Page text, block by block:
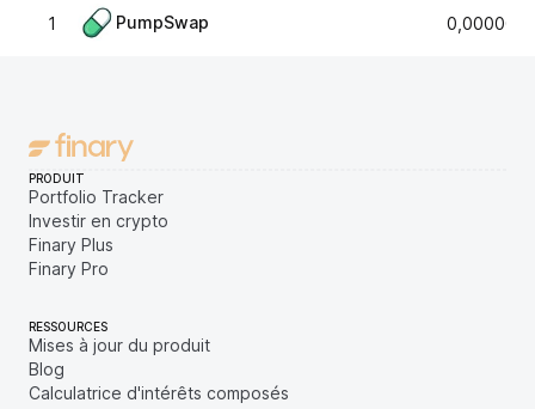
1 PumpSwap
PRODUIT
Portfolio Tracker
Investir en crypto
Finary Plus
Finary Pro
RESSOURCES
Mises à jour du produit
Blog
Calculatrice d'intérêts composés